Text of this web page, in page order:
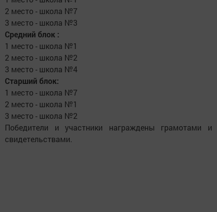
2 место - школа №7
3 место - школа №3
Средний блок :
1 место - школа №1
2 место - школа №2
3 место - школа №4
Старший блок:
1 место - школа №7
2 место - школа №1
3 место - школа №2
Победители и участники награждены грамотами и
свидетельствами.